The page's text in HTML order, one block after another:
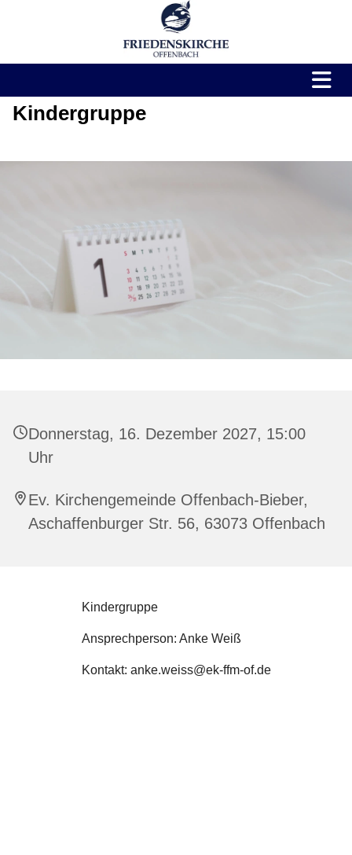
Kindergruppe
Donnerstag, 16. Dezember 2027, 15:00
Uhr
Ev. Kirchengemeinde Offenbach-Bieber,
Aschaffenburger Str. 56, 63073 Offenbach
Kindergruppe
Ansprechperson: Anke Weiß
Kontakt: anke.weiss@ek-ffm-of.de